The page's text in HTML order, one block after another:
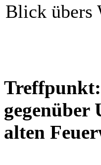
Blick übers
gegenüber
alten